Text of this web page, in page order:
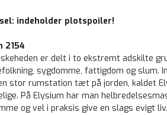
indeholder plotspoiler!
2154
er delt i to ekstremt adskilte
sygdomme, fattigdom og slum.
stor rumstation tæt på jorden, kaldet
På Elysium har man
og vel i praksis give en slags evigt liv.